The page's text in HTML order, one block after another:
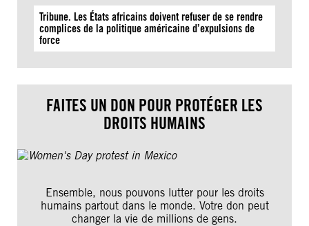
Tribune. Les États africains doivent refuser de se rendre
complices de la politique américaine d’expulsions de
force
FAITES UN DON POUR PROTÉGER LES
DROITS HUMAINS
Ensemble, nous pouvons lutter pour les droits
humains partout dans le monde. Votre don peut
changer la vie de millions de gens.